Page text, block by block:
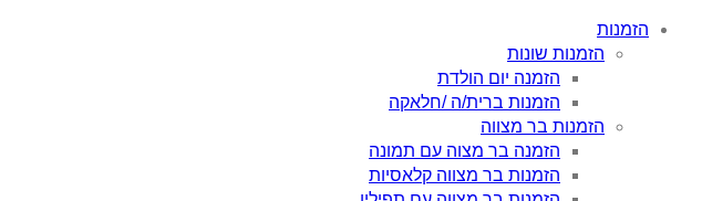
הזמנות
הזמנות שונות
הזמנה יום הולדת
הזמנות ברית/ה /חלאקה
הזמנות בר מצווה
הזמנה בר מצוה עם תמונה
הזמנות בר מצווה קלאסיות